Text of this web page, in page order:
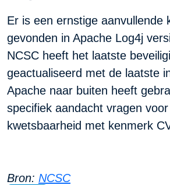
Er is een ernstige aanvullende
gevonden in Apache Log4j
NCSC heeft het laatste
geactualiseerd met de laatste
Apache naar buiten heeft
specifiek aandacht vragen
kwetsbaarheid met kenmerk
Bron: NCSC